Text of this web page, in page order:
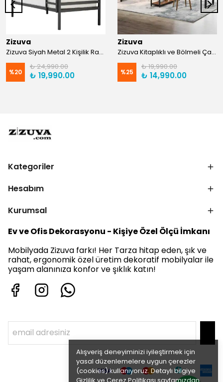
Alışveriş deneyiminizi iyileştirmek için
yasal düzenlemelere uygun çerezler
(cookies) kullanıyoruz. Detaylı bilgiye
Zizuva
Zizuva Siyah Metal 2 Kişilik Ranza | TR0011-F
%20
₺ 24,990.00
₺ 19,990.00
Zizuva
Zizuva Kitaplıklı ve Bölmeli Çalışma Masası | CM1021-F-Suntalam
%25
₺ 19,990.00
₺ 14,990.00
Kategoriler
Hesabım
Kurumsal
Ev ve Ofis Dekorasyonu - Kişiye Özel Ölçü İmkanı
Mobilyada Zizuva farkı! Her Tarza hitap eden, şık ve
rahat, ergonomik özel üretim dekoratif mobilyalar ile
yaşam alanınıza konfor ve şıklık katın!